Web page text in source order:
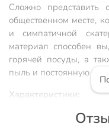
Сложно
общественном месте,
и симпатичной
материал способен
горячей посуды, а
пыль и постоянную
Характеристики:
Размер: 0,6х20 м;